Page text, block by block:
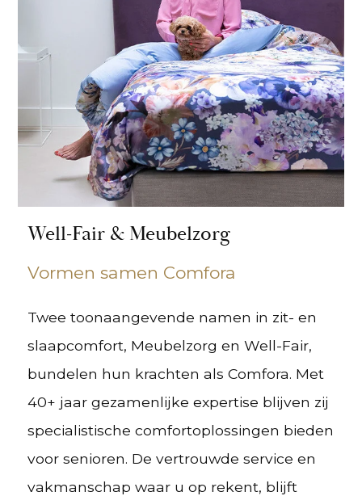
Well-Fair & Meubelzorg
Vormen samen Comfora
Twee toonaangevende namen in zit- en
slaapcomfort, Meubelzorg en Well-Fair,
bundelen hun krachten als Comfora. Met
40+ jaar gezamenlijke expertise blijven zij
specialistische comfortoplossingen bieden
voor senioren. De vertrouwde service en
vakmanschap waar u op rekent, blijft